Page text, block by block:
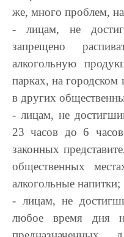
же, много проблем,
- лицам, не
запрещено
алкогольную
парках, на
в других
- лицам, не
23 часов до 6
законных
общественных
алкогольные напитки;
- лицам, не
любое время дня